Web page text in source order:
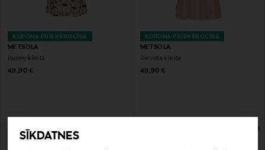
SĪKDATNES
KUPONA PRIEKŠROCĪBA
METSOLA
Bunny kleita
Original Price
49,90 €
KUPONA PRIEKŠROCĪBA
METSOLA
Rievota kleita
Original Price
49,90 €